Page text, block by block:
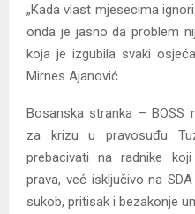
„Kada vlast mjesecima
onda je jasno da problem
koja je izgubila svaki
Mirnes Ajanović.
Bosanska stranka – BOSS
za krizu u pravosuđu
prebacivati na radnike
prava, već isključivo na
sukob, pritisak i bezakonje